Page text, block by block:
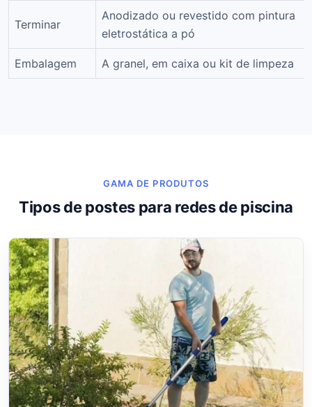
Terminar
Anodizado ou revestido com pintura
eletrostática a pó
Embalagem A granel, em caixa ou kit de limpeza
GAMA DE PRODUTOS
Tipos de postes para redes de piscina